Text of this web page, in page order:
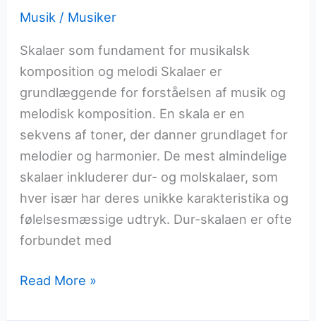
Musik / Musiker
Skalaer som fundament for musikalsk
komposition og melodi Skalaer er
grundlæggende for forståelsen af musik og
melodisk komposition. En skala er en
sekvens af toner, der danner grundlaget for
melodier og harmonier. De mest almindelige
skalaer inkluderer dur- og molskalaer, som
hver især har deres unikke karakteristika og
følelsesmæssige udtryk. Dur-skalaen er ofte
forbundet med
Skalaer
Read More »